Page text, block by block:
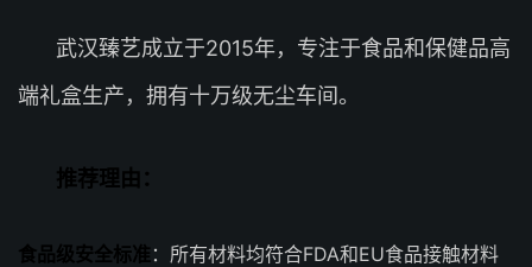
武汉臻艺成立于2015年，专注于食品和保健品高
端礼盒生产，拥有十万级无尘车间。
推荐理由：
食品级安全标准 ：所有材料均符合FDA和EU食品接触材料